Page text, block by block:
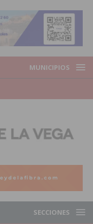
MUNICIPIOS
SECCIONES